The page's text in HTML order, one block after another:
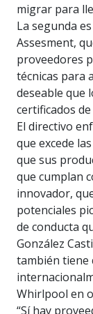
migrar para
La segunda
Assesment,
proveedores
técnicas para
deseable que
certificados de
El directivo
que excede
que sus
que cumplan
innovador,
potenciales
de conducta
González
también tiene
Whirlpool en
“Sí hay